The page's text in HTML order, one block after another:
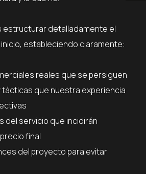
detalladamente el
estableciendo claramente:
reales que se persiguen
que nuestra experiencia
del servicio que incidirán
final
del proyecto para evitar